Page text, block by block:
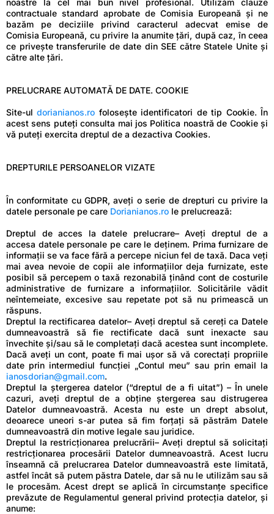
noastre la cel mai bun nivel profesional. Utilizăm clauze
contractuale standard aprobate de Comisia Europeană și ne
bazăm pe deciziile privind caracterul adecvat emise de
Comisia Europeană, cu privire la anumite țări, după caz, în ceea
ce privește transferurile de date din SEE către Statele Unite și
către alte țări.
PRELUCRARE AUTOMATĂ DE DATE. COOKIE
Site-uldorianianos.ro folosește identificatori de tip Cookie. În
acest sens puteți consulta mai jos Politica noastră de Cookie și
vă puteți exercita dreptul de a dezactiva Cookies.
DREPTURILE PERSOANELOR VIZATE
În conformitate cu GDPR, aveți o serie de drepturi cu privire la
datele personale pe care Dorianianos.ro le prelucrează:
Dreptul de acces la datele prelucrare– Aveți dreptul de a
accesa datele personale pe care le deținem. Prima furnizare de
informații se va face fără a percepe niciun fel de taxă. Daca veți
mai avea nevoie de copii ale informațiilor deja furnizate, este
posibil să percepem o taxă rezonabilă ținând cont de costurile
administrative de furnizare a informațiilor. Solicitările vădit
neîntemeiate, excesive sau repetate pot să nu primească un
răspuns.
Dreptul la rectificarea datelor– Aveți dreptul să cereți ca Datele
dumneavoastră să fie rectificate dacă sunt inexacte sau
învechite și/sau să le completați dacă acestea sunt incomplete.
Dacă aveți un cont, poate fi mai ușor să vă corectați propriile
date prin intermediul funcției „Contul meu” sau prin email la
ianosdorian@gmail.com.
Dreptul la ștergerea datelor (“dreptul de a fi uitat”) – În unele
cazuri, aveți dreptul de a obține ștergerea sau distrugerea
Datelor dumneavoastră. Acesta nu este un drept absolut,
deoarece uneori s-ar putea să fim forțați să păstrăm Datele
dumneavoastră din motive legale sau juridice.
Dreptul la restricționarea prelucrării– Aveți dreptul să solicitați
restricționarea procesării Datelor dumneavoastră. Acest lucru
înseamnă că prelucrarea Datelor dumneavoastră este limitată,
astfel încât să putem păstra Datele, dar să nu le utilizăm sau să
le procesăm. Acest drept se aplică în circumstanțe specifice
prevăzute de Regulamentul general privind protecția datelor, și
anume: